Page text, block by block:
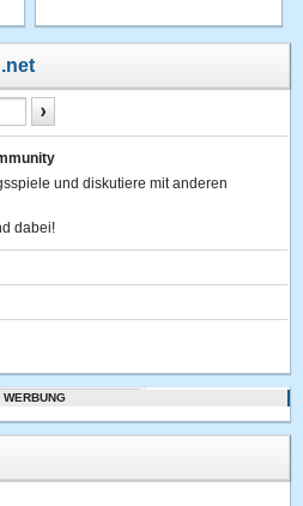
und diskutiere mit anderen
dabei!
WERBUNG